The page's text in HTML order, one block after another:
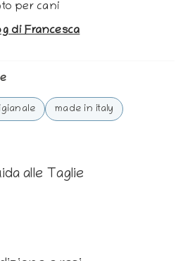
per cani
di Francesca
made in italy
alle Taglie